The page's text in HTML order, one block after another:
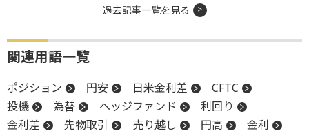
過去記事一覧を見る
関連用語一覧
ポジション 円安 日米金利差
CFTC
投機
為替 ヘッジファンド
利回り
金利差
先物取引 売り越し 円高
金利